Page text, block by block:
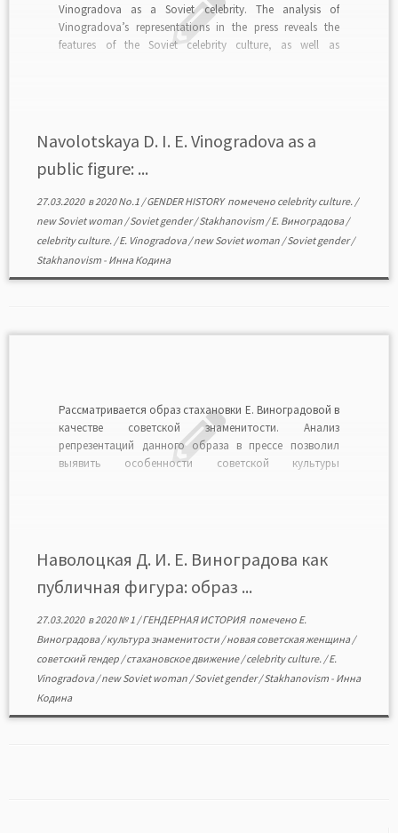
Vinogradova as a Soviet celebrity. The analysis of
Vinogradova’s representations in the press reveals the
features of the Soviet celebrity culture, as well as
Navolotskaya D. I. E. Vinogradova as a
public figure: ...
27.03.2020в2020 No.1 /GENDER HISTORYпомечено celebrity culture. /
new Soviet woman /Soviet gender/Stakhanovism /Е. Виноградова/
celebrity culture. /E. Vinogradova/new Soviet woman /Soviet gender/
Stakhanovism - Инна Кодина
Рассматривается образ стахановки Е. Виноградовой в
качестве советской знаменитости. Анализ
репрезентаций данного образа в прессе позволил
выявить особенности советской культуры
противопоставляла частное и публичное. С одной
стороны, это помогало избежать неравенства […]
Наволоцкая Д. И. Е. Виноградова как
публичная фигура: образ ...
27.03.2020в2020 № 1 /ГЕНДЕРНАЯ ИСТОРИЯ помечено Е.
Виноградова/культура знаменитости /новая советская женщина/
советский гендер /стахановское движение/celebrity culture. /E.
Vinogradova/new Soviet woman /Soviet gender/Stakhanovism - Инна
Кодина